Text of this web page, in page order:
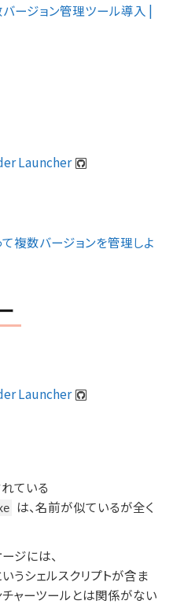
ージョン管理ツール導入 |
Launcher
複数バージョンを管理しよ
Launcher
ている
は、名前が似ているが全く
ジには、
いうシェルスクリプトが含ま
チャーツールとは関係がない